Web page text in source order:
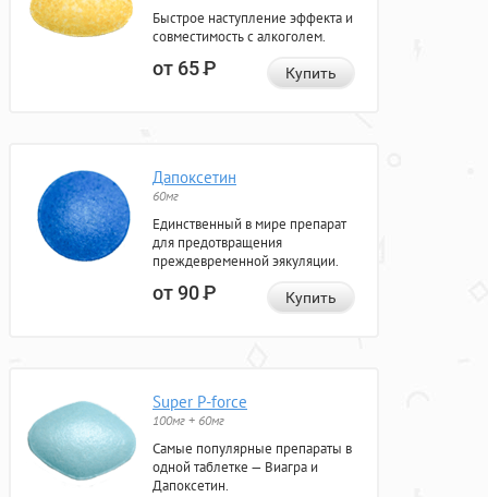
Быстрое наступление эффекта и
совместимость с алкоголем.
от 65Р Купить
Дапоксетин
60мг
Единственный в мире препарат
для предотвращения
преждевременной эякуляции.
от 90Р Купить
Super P-force
100мг + 60мг
Самые популярные препараты в
одной таблетке — Виагра и
Дапоксетин.